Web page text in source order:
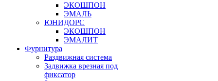
ЭКОШПОН
ЭМАЛЬ
ЮНИДОРС
ЭКОШПОН
ЭМАЛИТ
Фурнитура
Раздвижная система
Задвижка врезная под
фиксатор